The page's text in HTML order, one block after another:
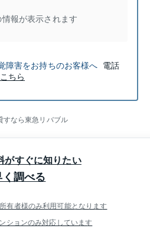
報が表示されます
障害をお持ちのお客様へ 電話
こちら
すなら東急リバブル
がすぐに知りたい
調べる
有者様のみ利用可能となります
ションのみ対応しています